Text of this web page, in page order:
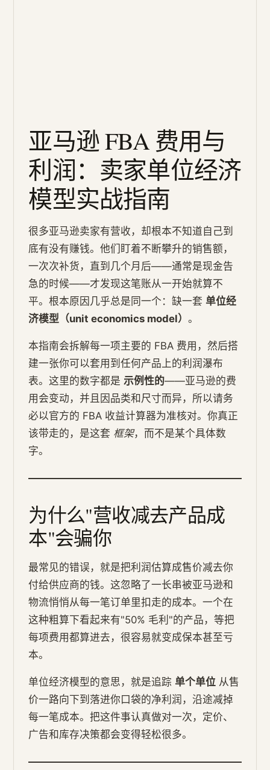
亚马逊 FBA 费用与
利润：卖家单位经济
模型实战指南
很多亚马逊卖家有营收，却根本不知道自己到
底有没有赚钱。他们盯着不断攀升的销售额，
一次次补货，直到几个月后——通常是现金告
急的时候——才发现这笔账从一开始就算不
平。根本原因几乎总是同一个：缺一套 单位经
济模型（unit economics model）。
本指南会拆解每一项主要的 FBA 费用，然后搭
建一张你可以套用到任何产品上的利润瀑布
表。这里的数字都是 示例性的——亚马逊的费
用会变动，并且因品类和尺寸而异，所以请务
必以官方的 FBA 收益计算器为准核对。你真正
该带走的，是这套 框架，而不是某个具体数
字。
为什么"营收减去产品成
本"会骗你
最常见的错误，就是把利润估算成售价减去你
付给供应商的钱。这忽略了一长串被亚马逊和
物流悄悄从每一笔订单里扣走的成本。一个在
这种粗算下看起来有"50% 毛利"的产品，等把
每项费用都算进去，很容易就变成保本甚至亏
本。
单位经济模型的意思，就是追踪 单个单位 从售
价一路向下到落进你口袋的净利润，沿途减掉
每一笔成本。把这件事认真做对一次，定价、
广告和库存决策都会变得轻松很多。